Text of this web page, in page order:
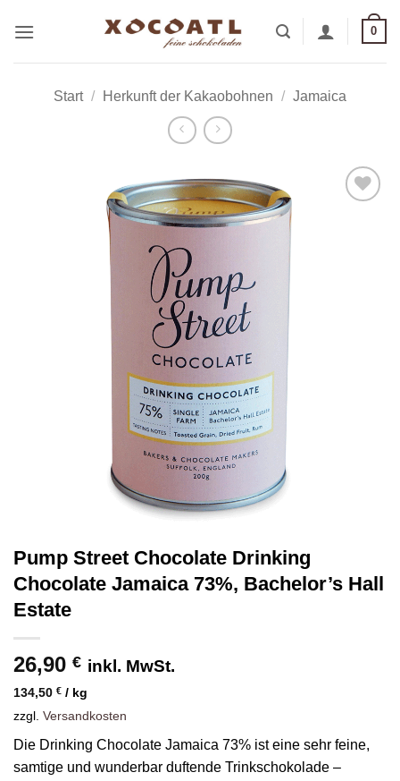
Inhalt
0
Start / Herkunft der Kakaobohnen / Jamaica
Pump Street Chocolate Drinking
Chocolate Jamaica 73%, Bachelor’s Hall
Estate
26,90 € inkl. MwSt.
134,50 € / kg
zzgl. Versandkosten
Die Drinking Chocolate Jamaica 73% ist eine sehr feine,
samtige und wunderbar duftende Trinkschokolade –